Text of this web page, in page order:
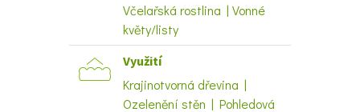
Naše krásná zahrada
Včelařská rostlina | Vonné
květy/listy
Využití
Krajinotvorná dřevina |
Ozelenění stěn | Pohledová